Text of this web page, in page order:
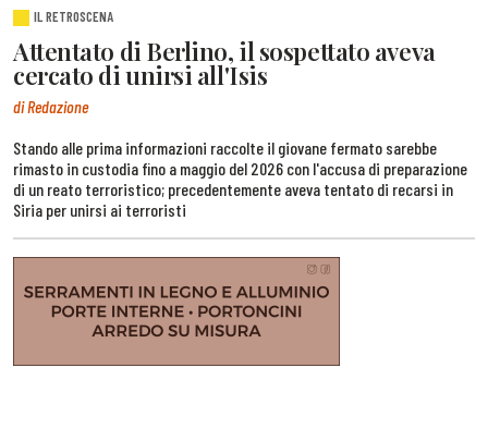
IL RETROSCENA
Attentato di Berlino, il sospettato aveva
cercato di unirsi all'Isis
di Redazione
Stando alle prima informazioni raccolte il giovane fermato sarebbe
rimasto in custodia fino a maggio del 2026 con l'accusa di preparazione
di un reato terroristico; precedentemente aveva tentato di recarsi in
Siria per unirsi ai terroristi